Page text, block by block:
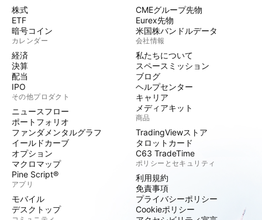
株式
ETF
暗号コイン
カレンダー
経済
決算
配当
IPO
その他プロダクト
ニュースフロー
ポートフォリオ
ファンダメンタルグラフ
イールドカーブ
オプション
マクロマップ
Pine Script®
アプリ
モバイル
デスクトップ
CMEグループ先物
Eurex先物
米国株バンドルデータ
会社情報
私たちについて
スペースミッション
ブログ
ヘルプセンター
キャリア
メディアキット
商品
TradingViewストア
タロットカード
C63 TradeTime
ポリシーとセキュリティ
利用規約
免責事項
プライバシーポリシー
Cookieポリシー